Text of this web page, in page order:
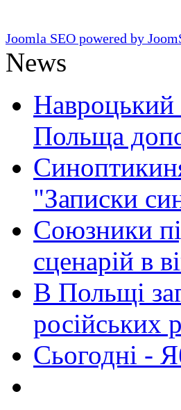
Joomla SEO powered by
News
Навроцький
Польща
"Записки
Союзники
сценарій в
В Польщі
російських
Сьогодні -